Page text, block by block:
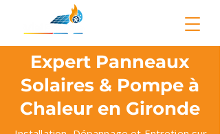
Expert Panneaux
Solaires & Pompe à
Chaleur en Gironde